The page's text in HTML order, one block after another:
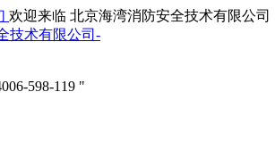
欢迎来临 北京海湾消防安全技术有限公司
598-119